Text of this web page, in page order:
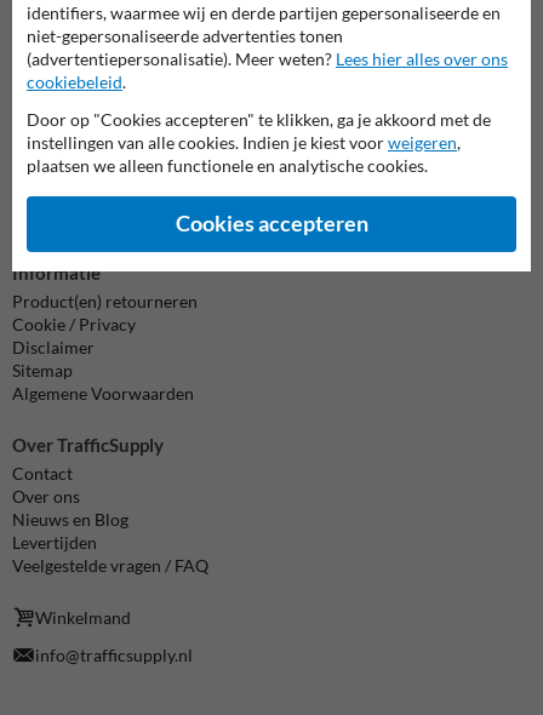
7920070.
Vragen? Stuur een e-mail naarinfo@trafficsupply.nl
formulier in en we reageren zo spoedig mogelijk.
info@trafficsupply.nl
Informatie
Product(en) retourneren
Cookie / Privacy
Disclaimer
Sitemap
Algemene Voorwaarden
Over TrafficSupply
Contact
Over ons
Nieuws en Blog
Levertijden
Veelgestelde vragen / FAQ
Winkelmand
info@trafficsupply.nl
identifiers, waarmee wij en derde partijen gepersonaliseerde en
niet-gepersonaliseerde advertenties tonen
(advertentiepersonalisatie). Meer weten? Lees hier alles over ons
cookiebeleid.
Door op "Cookies accepteren" te klikken, ga je akkoord met de
instellingen van alle cookies. Indien je kiest voorweigeren,
plaatsen we alleen functionele en analytische cookies.
Cookies accepteren